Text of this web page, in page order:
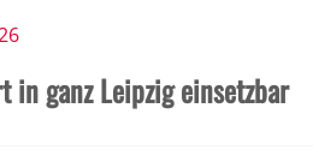
ganz Leipzig einsetzbar